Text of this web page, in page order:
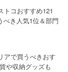
トコおすすめ121
べき人気1位＆部門
アで買うべきおす
や収納グッズも